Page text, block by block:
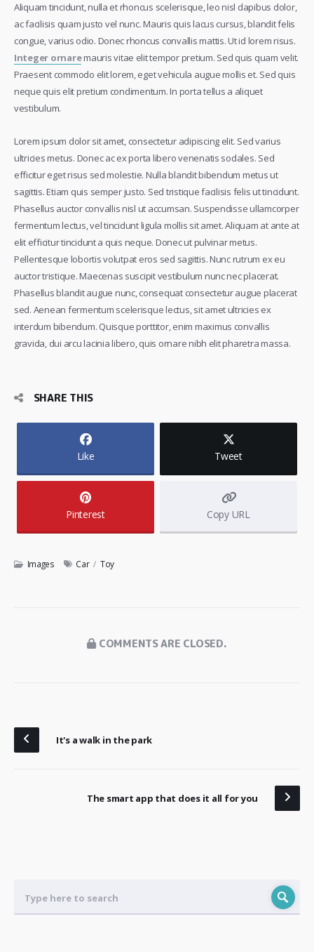
Aliquam tincidunt, nulla et rhoncus scelerisque, leo nisl dapibus dolor,
ac facilisis quam justo vel nunc. Mauris quis lacus cursus, blandit felis
congue, varius odio. Donec rhoncus convallis mattis. Ut id lorem risus.
Integer ornaremauris vitae elit tempor pretium. Sed quis quam velit.
Praesent commodo elit lorem, eget vehicula augue mollis et. Sed quis
neque quis elit pretium condimentum. In porta tellus a aliquet
vestibulum.
Lorem ipsum dolor sit amet, consectetur adipiscing elit. Sed varius
ultricies metus. Donec ac ex porta libero venenatis sodales. Sed
efficitur eget risus sed molestie. Nulla blandit bibendum metus ut
sagittis. Etiam quis semper justo. Sed tristique facilisis felis ut tincidunt.
Phasellus auctor convallis nisl ut accumsan. Suspendisse ullamcorper
fermentum lectus, vel tincidunt ligula mollis sit amet. Aliquam at ante at
elit efficitur tincidunt a quis neque. Donec ut pulvinar metus.
Pellentesque lobortis volutpat eros sed sagittis. Nunc rutrum ex eu
auctor tristique. Maecenas suscipit vestibulum nunc nec placerat.
Phasellus blandit augue nunc, consequat consectetur augue placerat
sed. Aenean fermentum scelerisque lectus, sit amet ultricies ex
interdum bibendum. Quisque porttitor, enim maximus convallis
gravida, dui arcu lacinia libero, quis ornare nibh elit pharetra massa.
SHARE THIS
Like Tweet
Pinterest Copy URL
Images Car / Toy
COMMENTS ARE CLOSED.
It's a walk in the park
The smart app that does it all for you